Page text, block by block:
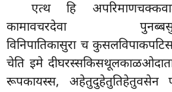
एत्थ हि
कामावचरदेवा
विनिपातिकासुरा च
चेति इमे
रूपकायस्स, अहेतुदुहेतुतिहेतुवसेन